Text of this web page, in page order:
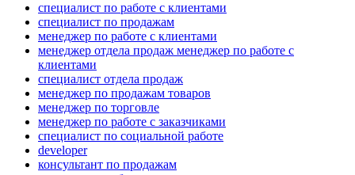
специалист по работе с клиентами
специалист по продажам
менеджер по работе с клиентами
менеджер отдела продаж менеджер по работе с
клиентами
специалист отдела продаж
менеджер по продажам товаров
менеджер по торговле
менеджер по работе с заказчиками
специалист по социальной работе
developer
консультант по продажам